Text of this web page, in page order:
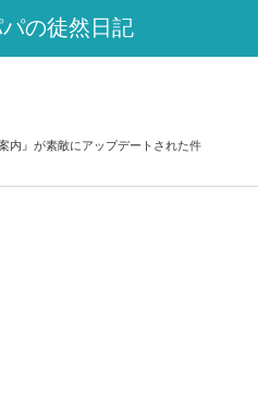
の徒然日記
内』が素敵にアップデートされた件